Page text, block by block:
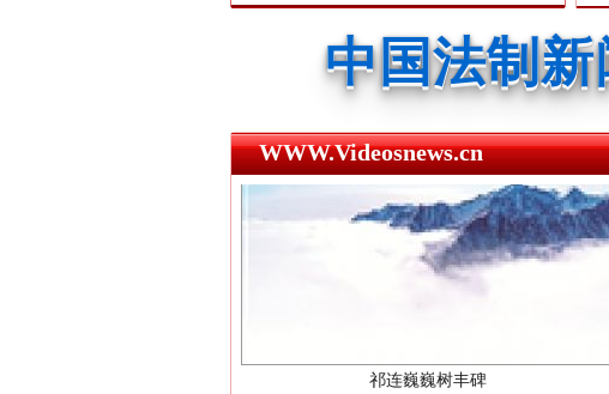
中国法治
中国法院
中国检察
WWW.Videosnews.cn
祁连巍巍树丰碑